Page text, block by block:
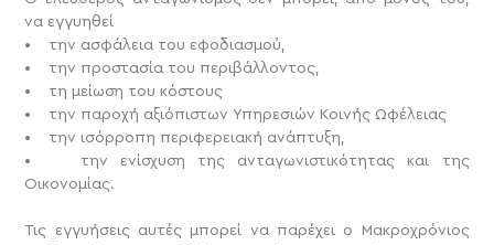
να εγγυηθεί
• την ασφάλεια του εφοδιασμού,
• την προστασία του περιβάλλοντος,
• τη μείωση του κόστους
• την παροχή αξιόπιστων Υπηρεσιών Κοινής Ωφέλειας
• την ισόρροπη περιφερειακή ανάπτυξη,
• την ενίσχυση της ανταγωνιστικότητας και της
Οικονομίας.
Τις εγγυήσεις αυτές μπορεί να παρέχει ο Μακροχρόνιος